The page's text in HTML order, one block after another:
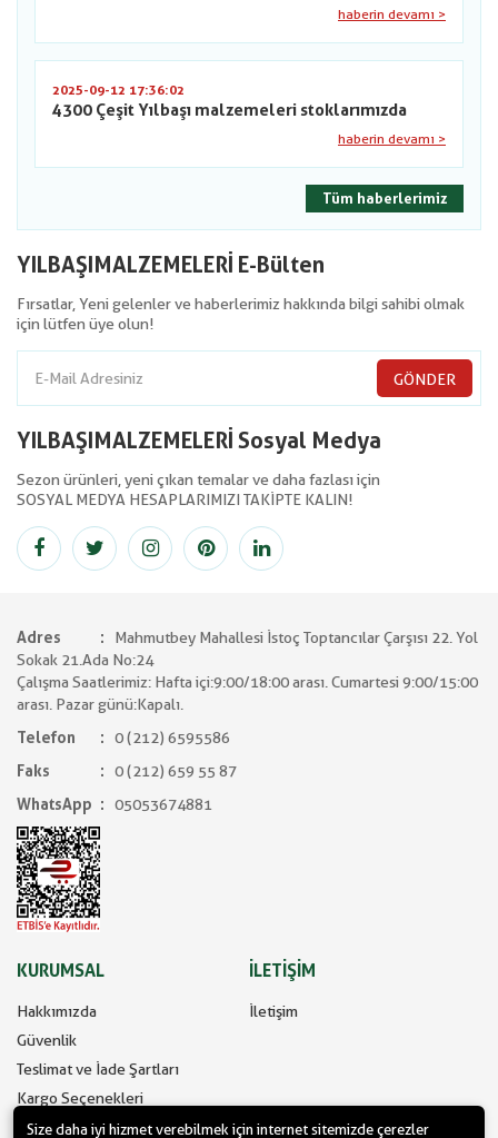
haberin devamı >
2025-09-12 17:36:02
4300 Çeşit Yılbaşı malzemeleri stoklarımızda
haberin devamı >
Tüm haberlerimiz
YILBAŞIMALZEMELERİ E-Bülten
Fırsatlar, Yeni gelenler ve haberlerimiz hakkında bilgi sahibi olmak
için lütfen üye olun!
GÖNDER
YILBAŞIMALZEMELERİ Sosyal Medya
Sezon ürünleri, yeni çıkan temalar ve daha fazlası için
SOSYAL MEDYA HESAPLARIMIZI TAKİPTE KALIN!
Adres
Mahmutbey Mahallesi İstoç Toptancılar Çarşısı 22. Yol
Sokak 21.Ada No:24
Çalışma Saatlerimiz: Hafta içi:9:00/18:00 arası. Cumartesi 9:00/15:00
arası. Pazar günü:Kapalı.
Telefon
0 (212) 6595586
Faks
0 (212) 659 55 87
WhatsApp
05053674881
KURUMSAL
Hakkımızda
Güvenlik
Teslimat ve İade Şartları
Kargo Seçenekleri
İLETİŞİM
İletişim
Size daha iyi hizmet verebilmek için internet sitemizde çerezler